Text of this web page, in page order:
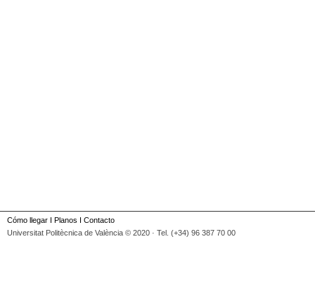
Cómo llegar I Planos I Contacto
Universitat Politècnica de València © 2020 · Tel. (+34) 96 387 70 00